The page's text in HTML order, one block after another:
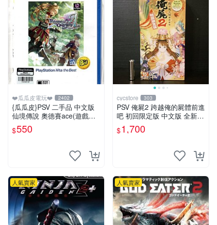
❤️瓜瓜皮電玩❤️ 2402
{瓜瓜皮}PSV 二手品 中文版
仙境傳說 奧德賽ace(遊戲都
有回收)
$550
cycstore 303
PSV 俺屍2 跨越俺的屍體前進
吧 初回限定版 中文版 全新未
拆封 X200
$1,700
人氣賣家 人氣賣家